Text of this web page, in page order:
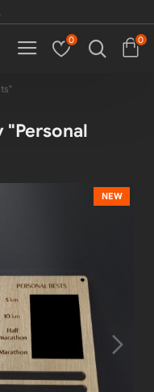
0 0
"Personal
NEW